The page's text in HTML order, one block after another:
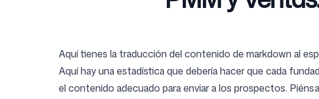
Aquí tienes la traducción del contenido de markdown al
Aquí hay una estadística que debería hacer que cada
el contenido adecuado para enviar a los prospectos.